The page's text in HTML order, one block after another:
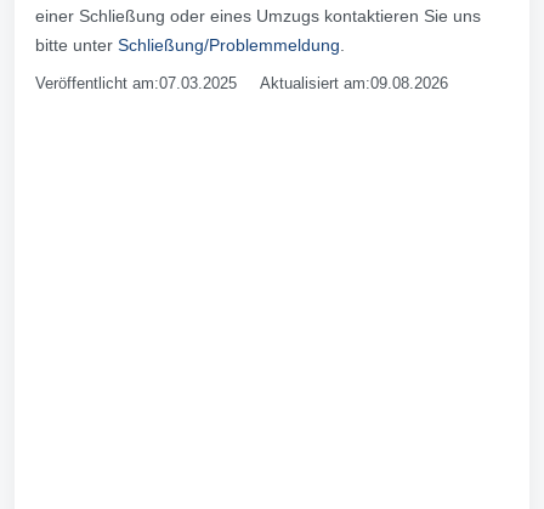
einer Schließung oder eines Umzugs kontaktieren Sie uns
bitte unter Schließung/Problemmeldung
Veröffentlicht am:07.03.2025 Aktualisiert am:09.08.2026